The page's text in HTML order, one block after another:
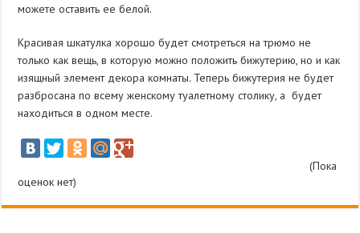
можете оставить ее белой.
Красивая шкатулка хорошо будет смотреться на трюмо не
только как вещь, в которую можно положить бижутерию, но и как
изящный элемент декора комнаты. Теперь бижутерия не будет
разбросана по всему женскому туалетному столику, а будет
находиться в одном месте.
(Пока
оценок нет)